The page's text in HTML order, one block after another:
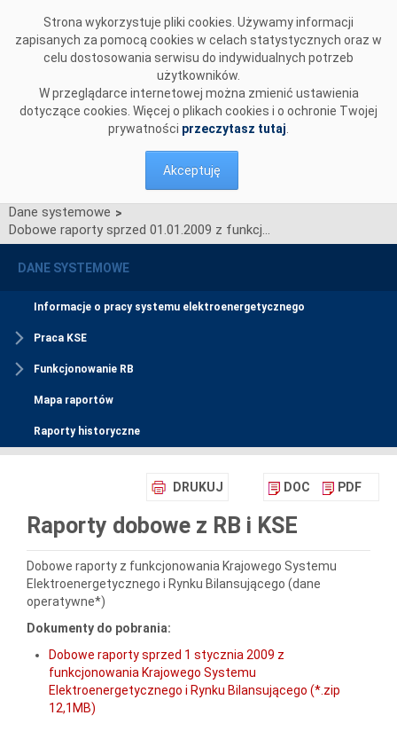
Strona wykorzystuje pliki cookies. Używamy informacji
zapisanych za pomocą cookies w celach statystycznych oraz w
celu dostosowania serwisu do indywidualnych potrzeb
użytkowników.
W przeglądarce internetowej można zmienić ustawienia
dotyczące cookies. Więcej o plikach cookies i o ochronie Twojej
prywatności przeczytasz tutaj
Akceptuję
Dane systemowe >
Dobowe raporty sprzed 01.01.2009 z funkcjonowania KSE i RB
DANE SYSTEMOWE
Informacje o pracy systemu elektroenergetycznego
Praca KSE
Funkcjonowanie RB
Mapa raportów
Raporty historyczne
DRUKUJ DOC PDF
Raporty dobowe z RB i KSE
Dobowe raporty z funkcjonowania Krajowego Systemu
Elektroenergetycznego i Rynku Bilansującego (dane
operatywne*)
Dokumenty do pobrania:
Dobowe raporty sprzed 1 stycznia 2009 z
funkcjonowania Krajowego Systemu
Elektroenergetycznego i Rynku Bilansującego (*.zip
12,1MB)